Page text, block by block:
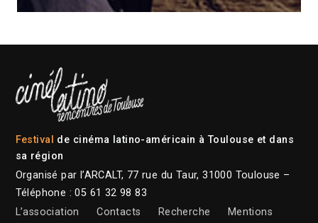
Festival de cinéma latino-américain à Toulouse et dans
sa région
Organisé par l’ARCALT, 77 rue du Taur, 31000 Toulouse –
Téléphone : 05 61 32 98 83
L’association
Contacts Recherche
Mentions